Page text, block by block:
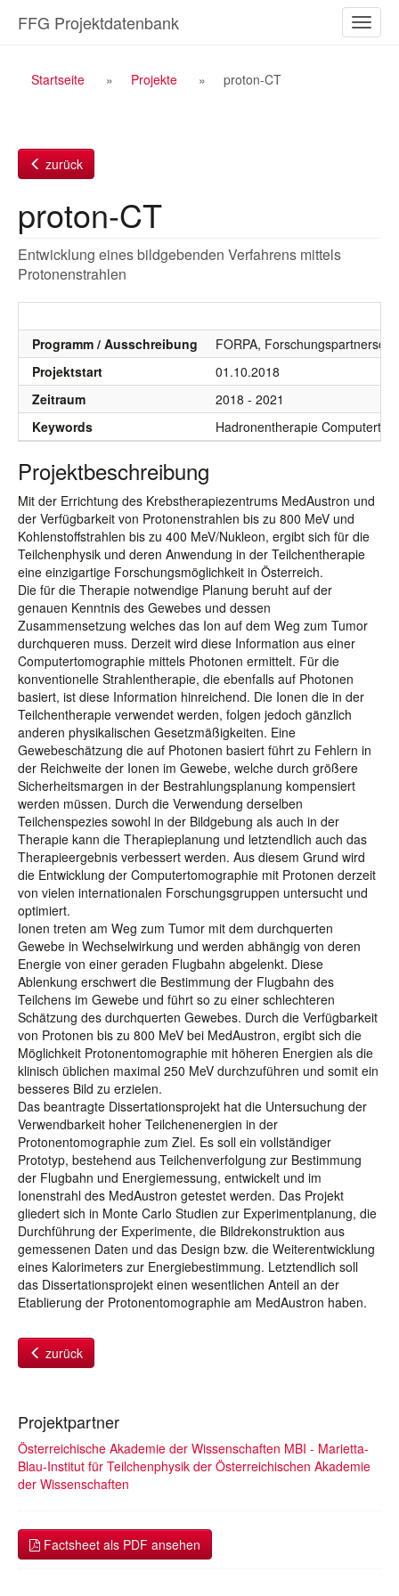
Inhalt
ein-/
FFG Projektdatenbank
Breadcrumb
Startseite Projekte proton-CT
zurück
proton-CT
Entwicklung eines bildgebenden Verfahrens mittels
Protonenstrahlen
Programm / Ausschreibung
FORPA,
Projektstart
01.10.2018
Zeitraum
2018 - 2021
Keywords
Hadronentherapie
Projektbeschreibung
Mit der Errichtung des Krebstherapiezentrums MedAustron und
der Verfügbarkeit von Protonenstrahlen bis zu 800 MeV und
Kohlenstoffstrahlen bis zu 400 MeV/Nukleon, ergibt sich für die
Teilchenphysik und deren Anwendung in der Teilchentherapie
eine einzigartige Forschungsmöglichkeit in Österreich.
Die für die Therapie notwendige Planung beruht auf der
genauen Kenntnis des Gewebes und dessen
Zusammensetzung welches das Ion auf dem Weg zum Tumor
durchqueren muss. Derzeit wird diese Information aus einer
Computertomographie mittels Photonen ermittelt. Für die
konventionelle Strahlentherapie, die ebenfalls auf Photonen
basiert, ist diese Information hinreichend. Die Ionen die in der
Teilchentherapie verwendet werden, folgen jedoch gänzlich
anderen physikalischen Gesetzmäßigkeiten. Eine
Gewebeschätzung die auf Photonen basiert führt zu Fehlern in
der Reichweite der Ionen im Gewebe, welche durch größere
Sicherheitsmargen in der Bestrahlungsplanung kompensiert
werden müssen. Durch die Verwendung derselben
Teilchenspezies sowohl in der Bildgebung als auch in der
Therapie kann die Therapieplanung und letztendlich auch das
Therapieergebnis verbessert werden. Aus diesem Grund wird
die Entwicklung der Computertomographie mit Protonen derzeit
von vielen internationalen Forschungsgruppen untersucht und
optimiert.
Ionen treten am Weg zum Tumor mit dem durchquerten
Gewebe in Wechselwirkung und werden abhängig von deren
Energie von einer geraden Flugbahn abgelenkt. Diese
Ablenkung erschwert die Bestimmung der Flugbahn des
Teilchens im Gewebe und führt so zu einer schlechteren
Schätzung des durchquerten Gewebes. Durch die Verfügbarkeit
von Protonen bis zu 800 MeV bei MedAustron, ergibt sich die
Möglichkeit Protonentomographie mit höheren Energien als die
klinisch üblichen maximal 250 MeV durchzuführen und somit ein
besseres Bild zu erzielen.
Das beantragte Dissertationsprojekt hat die Untersuchung der
Verwendbarkeit hoher Teilchenenergien in der
Protonentomographie zum Ziel. Es soll ein vollständiger
Prototyp, bestehend aus Teilchenverfolgung zur Bestimmung
der Flugbahn und Energiemessung, entwickelt und im
Ionenstrahl des MedAustron getestet werden. Das Projekt
gliedert sich in Monte Carlo Studien zur Experimentplanung, die
Durchführung der Experimente, die Bildrekonstruktion aus
gemessenen Daten und das Design bzw. die Weiterentwicklung
eines Kalorimeters zur Energiebestimmung. Letztendlich soll
das Dissertationsprojekt einen wesentlichen Anteil an der
Etablierung der Protonentomographie am MedAustron haben.
zurück
Projektpartner
Österreichische Akademie der Wissenschaften MBI - Marietta-
Blau-Institut für Teilchenphysik der Österreichischen Akademie
der Wissenschaften
Factsheet als PDF ansehen